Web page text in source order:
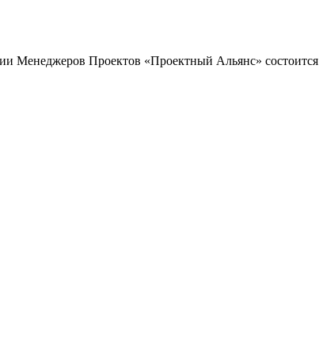
Менеджеров Проектов «Проектный Альянс» состоится